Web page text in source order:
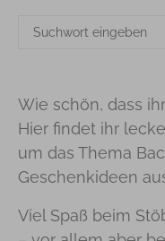
SUCHE
Wie schön, dass
Hier findet ihr
um das Thema
Geschenkideen
Viel Spaß beim